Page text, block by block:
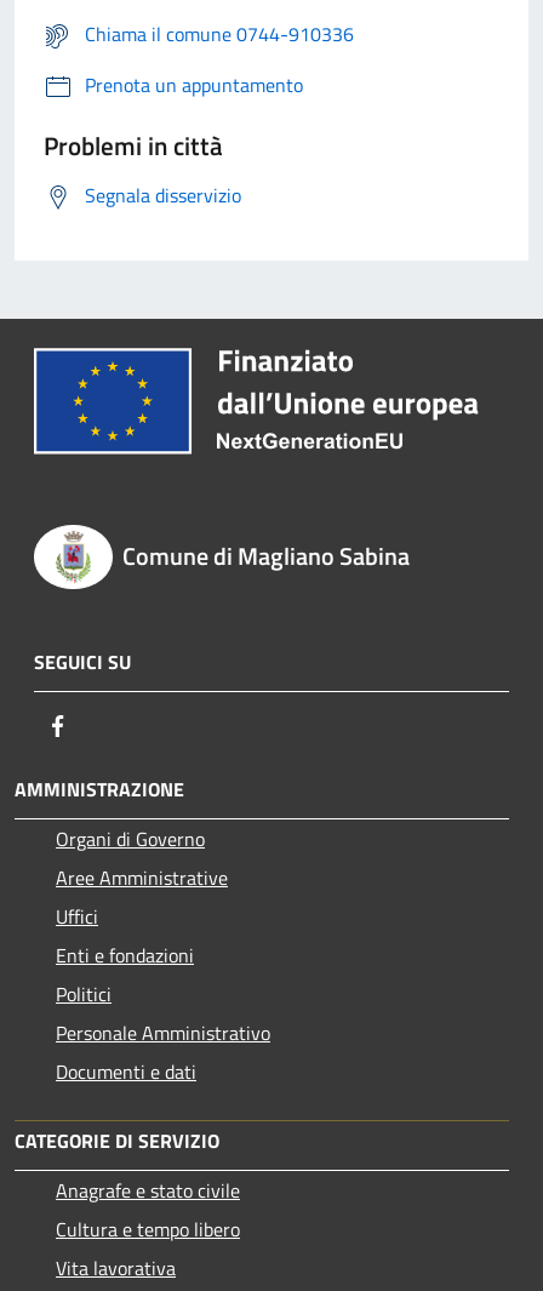
Chiama il comune 0744-910336
Prenota un appuntamento
Problemi in città
Segnala disservizio
Comune di Magliano Sabina
SEGUICI SU
AMMINISTRAZIONE
Organi di Governo
Aree Amministrative
Uffici
Enti e fondazioni
Politici
Personale Amministrativo
Documenti e dati
CATEGORIE DI SERVIZIO
Anagrafe e stato civile
Cultura e tempo libero
Vita lavorativa